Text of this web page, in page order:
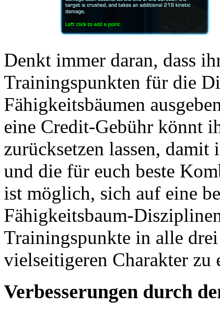
Denkt immer daran, dass
Trainingspunkten für die
Fähigkeitsbäumen
eine Credit-Gebühr könnt
zurücksetzen lassen,
und die für euch beste
ist möglich, sich auf eine
Fähigkeitsbaum-
Trainingspunkte in alle
vielseitigeren Charakter zu
Verbesserungen durch